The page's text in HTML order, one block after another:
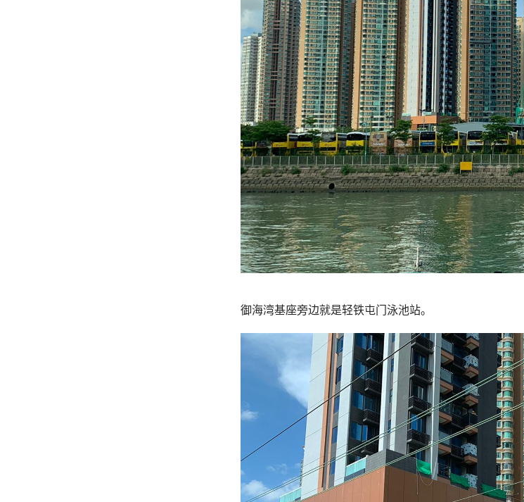
御海湾基座旁边就是轻铁屯门泳池站。